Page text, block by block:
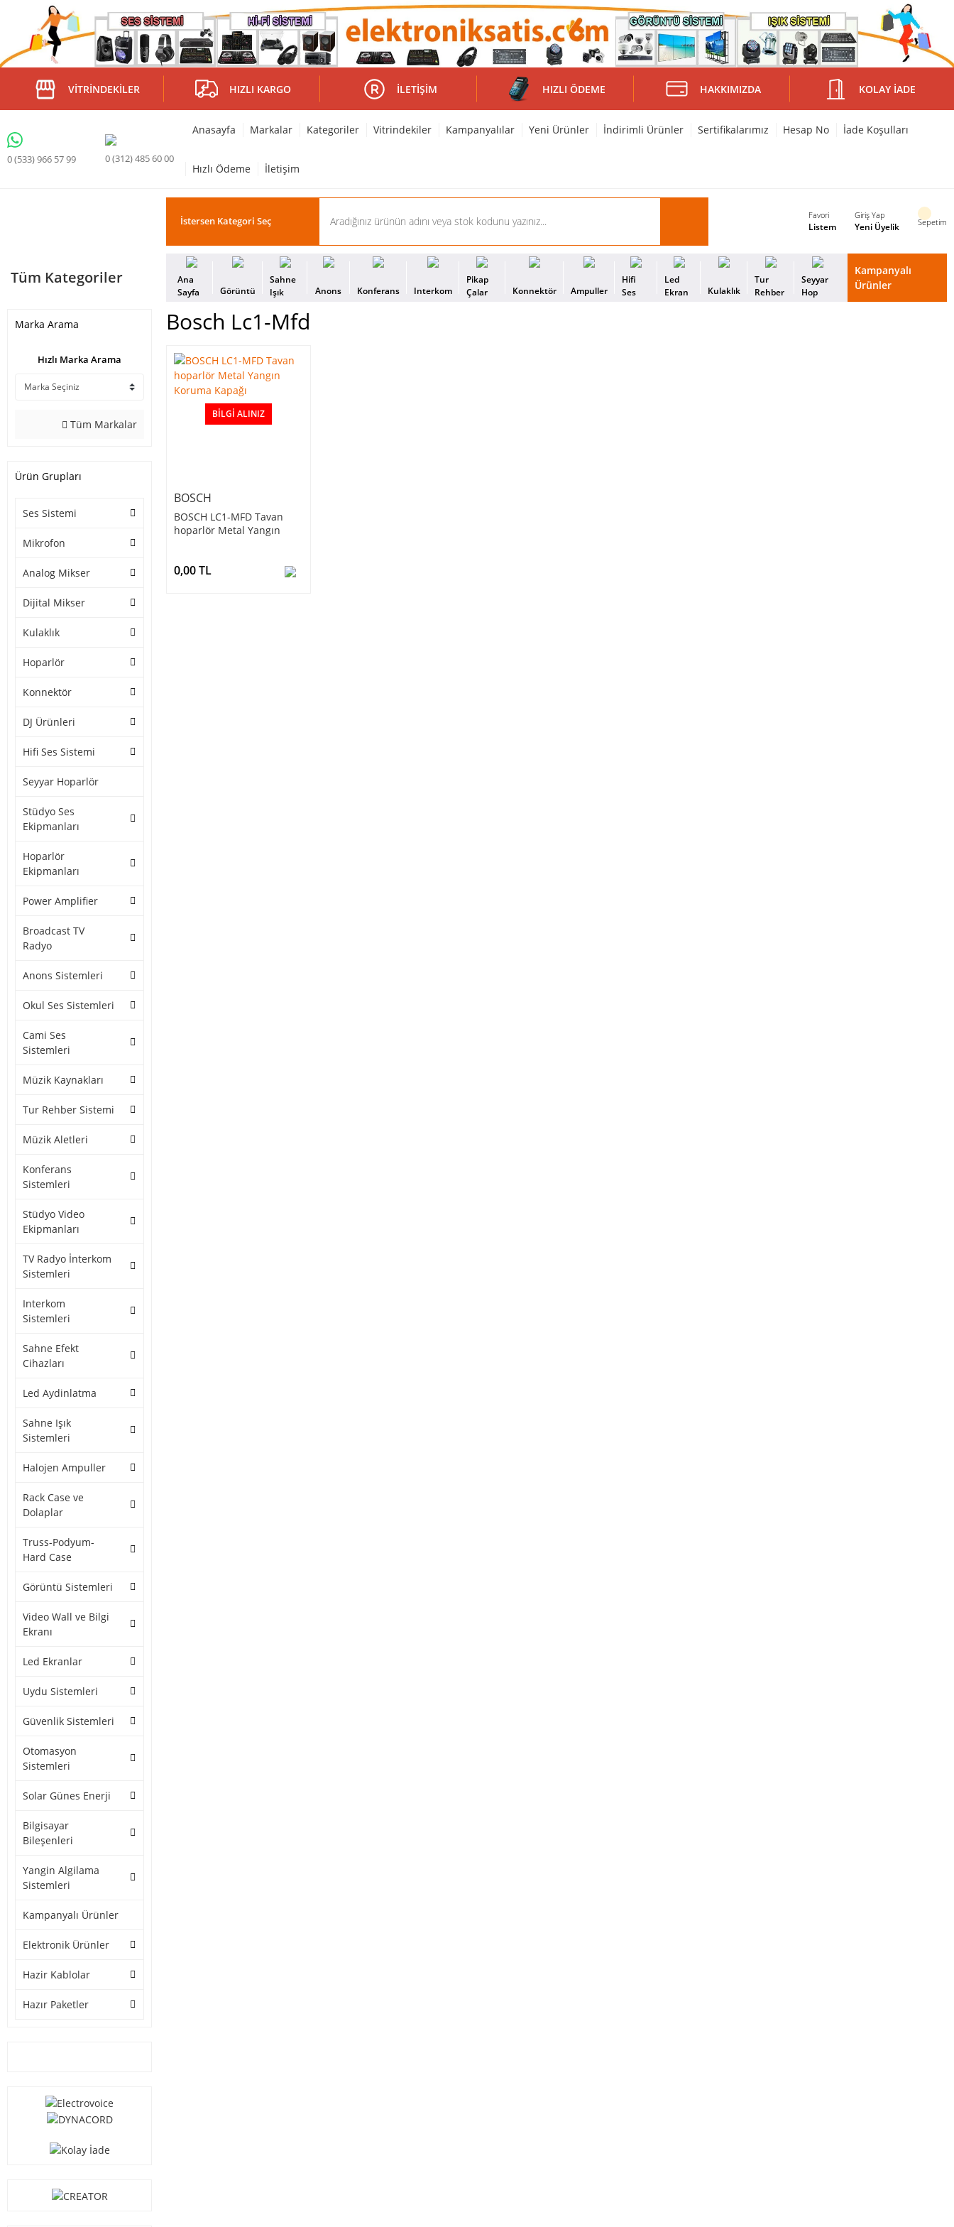
VITRINDEKILER HIZLI KARGO İLETIŞIM HIZLI ÖDEME HAKKIMIZDA KOLAY İADE
0 (533) 966 57 99 0 (312) 485 60 00
Anasayfa Markalar Kategoriler Vitrindekiler Kampanyalılar Yeni Ürünler İndirimli Ürünler Sertifikalarımız Hesap No İade Koşulları
Hızlı Ödeme İletişim
Favori
Listem
Giriş Yap
Yeni Üyelik Sepetim
Tüm Kategoriler
Ana
Sayfa
Görüntü
Sahne
Işık
Anons Konferans Interkom
Pikap
Çalar
Konnektör Ampuller
Hifi
Ses
Led
Ekran
Kulaklık
Tur
Rehber
Seyyar
Hop
Kampanyalı
Ürünler
Marka Arama
Hızlı Marka Arama
Tüm Markalar
Ürün Grupları
Ses Sistemi
Mikrofon
Analog Mikser
Dijital Mikser
Kulaklık
Hoparlör
Konnektör
DJ Ürünleri
Hifi Ses Sistemi
Seyyar Hoparlör
Stüdyo Ses
Ekipmanları
Hoparlör
Ekipmanları
Power Amplifier
Broadcast TV
Radyo
Anons Sistemleri
Okul Ses Sistemleri
Cami Ses
Sistemleri
Müzik Kaynakları
Tur Rehber Sistemi
Müzik Aletleri
Konferans
Sistemleri
Stüdyo Video
Ekipmanları
TV Radyo İnterkom
Sistemleri
Interkom
Sistemleri
Sahne Efekt
Cihazları
Led Aydinlatma
Sahne Işık
Sistemleri
Halojen Ampuller
Rack Case ve
Dolaplar
Truss-Podyum-
Hard Case
Görüntü Sistemleri
Video Wall ve Bilgi
Ekranı
Led Ekranlar
Uydu Sistemleri
Güvenlik Sistemleri
Otomasyon
Sistemleri
Solar Günes Enerji
Bilgisayar
Bileşenleri
Yangin Algilama
Sistemleri
Kampanyalı Ürünler
Elektronik Ürünler
Hazir Kablolar
Hazır Paketler
Bosch Lc1-Mfd
BILGI ALINIZ
BOSCH
BOSCH LC1-MFD Tavan
hoparlör Metal Yangın
0,00 TL